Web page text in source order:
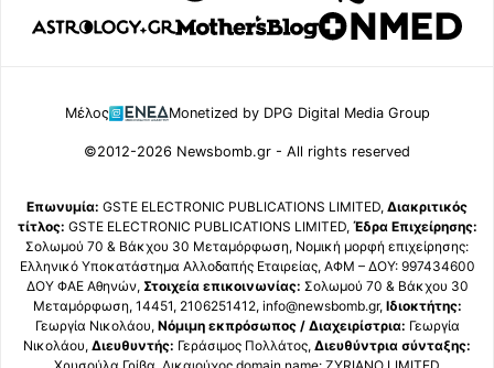
Μέλος Monetized by DPG Digital Media Group
©2012-2026 Newsbomb.gr - All rights reserved
Επωνυμία: GSTE ELECTRONIC PUBLICATIONS LIMITED, Διακριτικός
τίτλος: GSTE ELECTRONIC PUBLICATIONS LIMITED, Έδρα Επιχείρησης:
Σολωμού 70 & Βάκχου 30 Μεταμόρφωση, Νομική μορφή επιχείρησης:
Ελληνικό Υποκατάστημα Αλλοδαπής Εταιρείας, ΑΦΜ – ΔΟΥ: 997434600
ΔΟΥ ΦΑΕ Αθηνών, Στοιχεία επικοινωνίας: Σολωμού 70 & Βάκχου 30
Μεταμόρφωση, 14451, 2106251412, info@newsbomb.gr, Ιδιοκτήτης:
Γεωργία Νικολάου, Νόμιμη εκπρόσωπος / Διαχειρίστρια: Γεωργία
Νικολάου, Διευθυντής: Γεράσιμος Πολλάτος, Διευθύντρια σύνταξης: